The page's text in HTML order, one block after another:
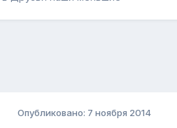
Опубликовано: 7 ноября 2014